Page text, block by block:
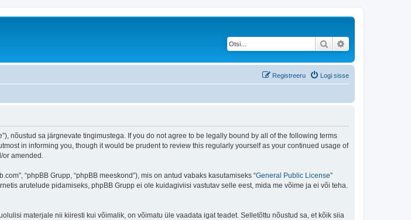
Otsi
Logi sisse
Registreeru
nõustud sa järgnevate tingimustega. If you do not agree to be legally bound by all of the following terms
in informing you, though it would be prudent to review this regularly yourself as your continued usage of
amended.
“phpBB Grupp, “phpBB meeskond”), mis on antud vabaks kasutamiseks “General Public License”
arutelude pidamiseks, phpBB Grupp ei ole kuidagiviisi vastutav selle eest, mida me võime ja ei või teha.
materjale nii kiiresti kui võimalik, on võimatu üle vaadata igat teadet. Selletõttu nõustud sa, et kõik siia